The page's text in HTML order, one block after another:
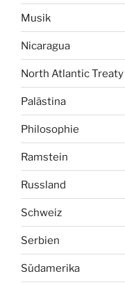
Musik
Nicaragua
North Atlantic
Palästina
Philosophie
Ramstein
Russland
Schweiz
Serbien
Südamerika